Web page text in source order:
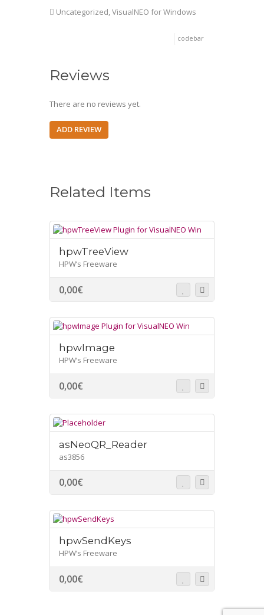
Uncategorized,VisualNEO for Windows
codebar
Reviews
There are no reviews yet.
ADD REVIEW
Related Items
hpwTreeView
HPW’s Freeware
0,00€
hpwImage
HPW’s Freeware
0,00€
asNeoQR_Reader
as3856
0,00€
hpwSendKeys
HPW’s Freeware
0,00€